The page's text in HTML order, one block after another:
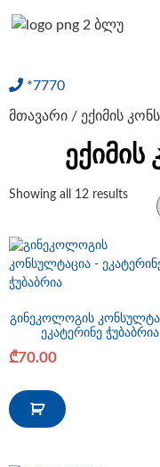
*7770
მთავარი / ექიმის
Showing all 12 results
გინეკოლოგის
ეკატერინე ჭუბაბრია
₾70.00